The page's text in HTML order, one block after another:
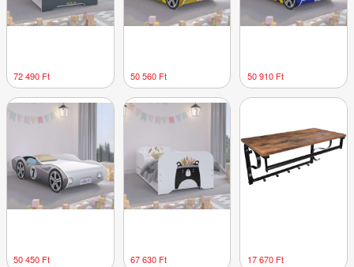
72 490 Ft 50 560 Ft 50 910 Ft
50 450 Ft 67 630 Ft 17 670 Ft